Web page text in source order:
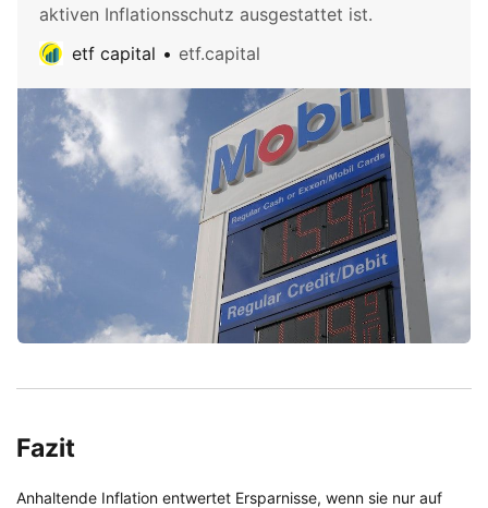
aktiven Inflationsschutz ausgestattet ist.
etf capital
etf.capital
Fazit
Anhaltende Inflation entwertet Ersparnisse, wenn sie nur auf